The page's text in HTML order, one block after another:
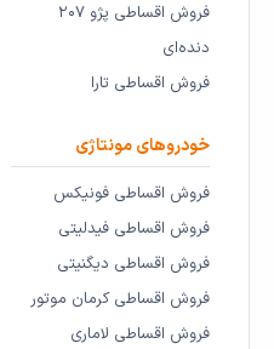
فروش اقساطی پژو ۲۰۷
دنده‌ای
فروش اقساطی تارا
خودروهای مونتاژی
فروش اقساطی فونیکس
فروش اقساطی فیدلیتی
فروش اقساطی دیگنیتی
فروش اقساطی کرمان موتور
فروش اقساطی لاماری